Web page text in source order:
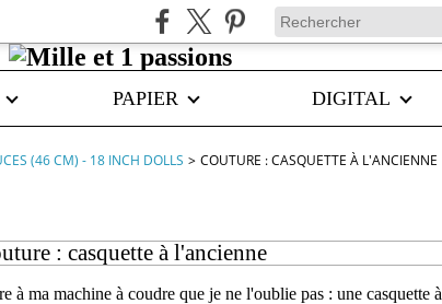
PAPIER DIGITAL
(46 CM) - 18 INCH DOLLS > COUTURE : CASQUETTE À L'ANCIENNE
: casquette à l'ancienne
à ma machine à coudre que je ne l'oublie pas : une casquette à